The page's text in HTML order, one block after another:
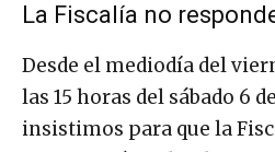
La Fiscalía no
Desde el mediodía del
las 15 horas del sábado 6
insistimos para que la